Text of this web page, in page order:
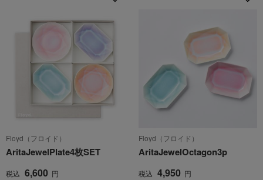
Floyd（フロイド）
AritaJewelPlate4枚SET
税込 6,600 円
Floyd（フロイド）
AritaJewelOctagon3p
税込 4,950 円